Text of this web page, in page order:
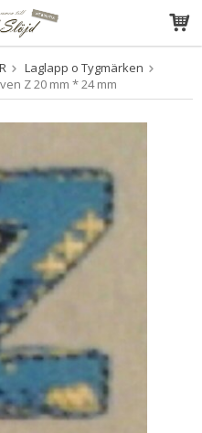
i varukorgen
Laglapp o Tygmärken
Z 20 mm * 24 mm